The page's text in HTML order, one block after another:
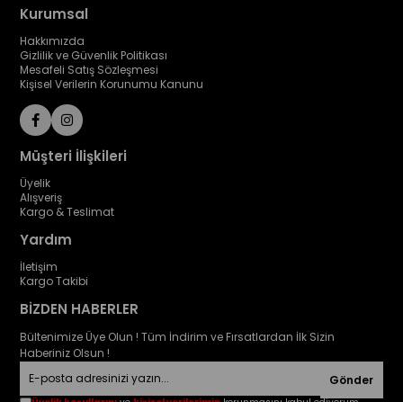
Kurumsal
Hakkımızda
Gizlilik ve Güvenlik Politikası
Mesafeli Satış Sözleşmesi
Kişisel Verilerin Korunumu Kanunu
Müşteri İlişkileri
Üyelik
Alışveriş
Kargo & Teslimat
Yardım
İletişim
Kargo Takibi
BİZDEN HABERLER
Bültenimize Üye Olun ! Tüm İndirim ve Fırsatlardan İlk Sizin
Haberiniz Olsun !
Gönder